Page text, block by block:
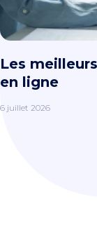
Les
en ligne
6 juillet 2026